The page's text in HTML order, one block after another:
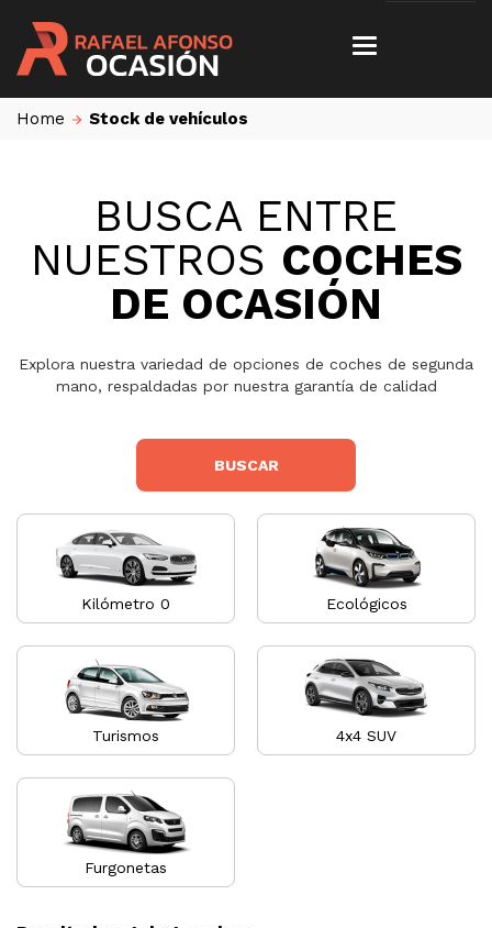
Home Stock de vehículos
BUSCA ENTRE
NUESTROS COCHES
DE OCASIÓN
Explora nuestra variedad de opciones de coches de segunda
mano, respaldadas por nuestra garantía de calidad
BUSCAR
Kilómetro 0 Ecológicos
Turismos 4x4 SUV
Furgonetas